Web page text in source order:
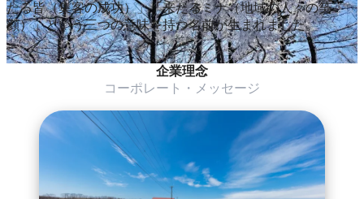
たる皆（集客の成功）」「来たるミナ（地域の人々の笑
顔）」という三つの意味を持つ名前が生まれました。
企業理念
コーポレート・メッセージ